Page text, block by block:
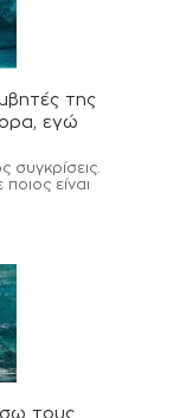
της
εγώ
συγκρίσεις.
είναι
τους